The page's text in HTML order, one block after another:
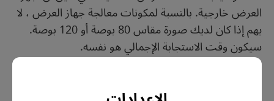
العرض خارجية. بالنسبة لمكونات معالجة جهاز العرض ، لا
يهم إذا كان لديك صورة مقاس 80 بوصة أو 120 بوصة.
سيكون وقت الاستجابة الإجمالي هو نفسه.
تغطيها شاشة 4K التي تبلغ 8.3 مليون بكسل /